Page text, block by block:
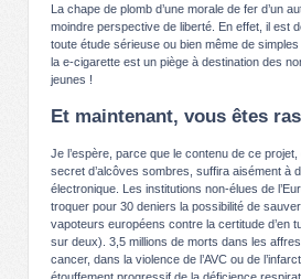
La chape de plomb d’une morale de fer d’un
moindre perspective de liberté. En effet, il est
toute étude sérieuse ou bien même de
la e-cigarette est un piège à destination des
jeunes !
Et maintenant, vous êtes
Je l’espère, parce que le contenu de ce
secret d’alcôves sombres, suffira aisément à
électronique. Les institutions non-élues de
troquer pour 30 deniers la possibilité de
vapoteurs européens contre la certitude d’en
sur deux). 3,5 millions de morts dans les
cancer, dans la violence de l’AVC ou de